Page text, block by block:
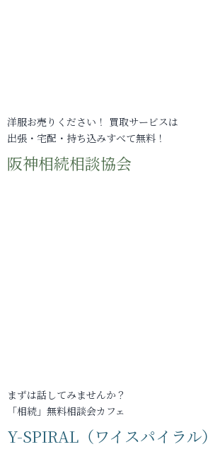
洋服お売りください！ 買取サービスは
出張・宅配・持ち込みすべて無料！
阪神相続相談協会
まずは話してみませんか？
「相続」無料相談会カフェ
Y-SPIRAL（ワイスパイラル）